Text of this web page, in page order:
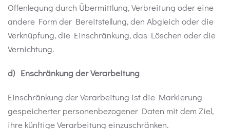
Offenlegung durch Übermittlung, Verbreitung oder eine
andere Form der Bereitstellung, den Abgleich oder die
Verknüpfung, die Einschränkung, das Löschen oder die
Vernichtung.
d) Enschränkung der Verarbeitung
Einschränkung der Verarbeitung ist die Markierung
gespeicherter personenbezogener Daten mit dem Ziel,
ihre künftige Verarbeitung einzuschränken.